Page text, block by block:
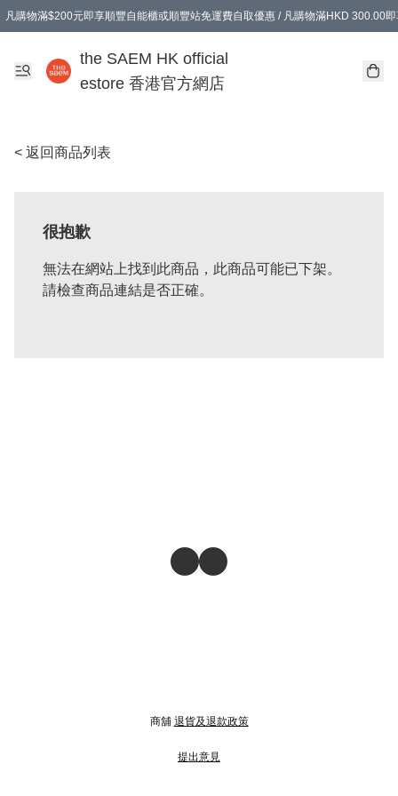
凡購物滿$200元即享順豐自能櫃或順豐站免運費自取優惠 / 凡購物滿HKD 300.00
the SAEM HK official
estore 香港官方網店
< 返回商品列表
很抱歉
無法在網站上找到此商品，此商品可能已下架。
請檢查商品連結是否正確。
商舖 退貨及退款政策
提出意見